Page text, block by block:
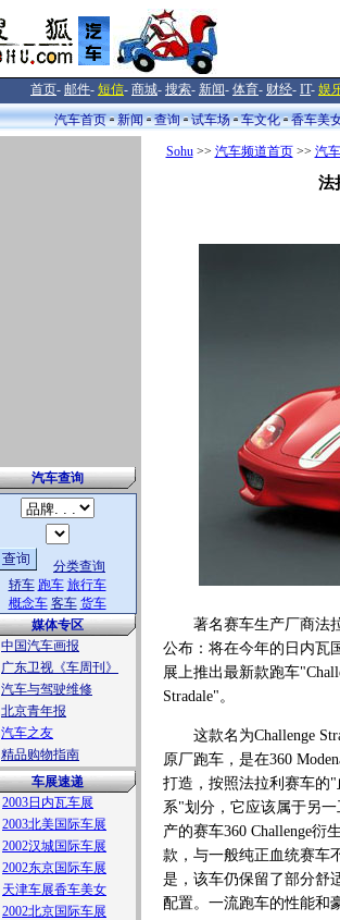
首页- 邮件- 短信- 商城- 搜索- 新闻- 体育- 财经- IT- 娱
汽车首页
新闻 查询 试车场 车文化 香车美
汽车查询
分类查询
轿车 跑车 旅行车
概念车 客车 货车
媒体专区
中国汽车画报
广东卫视《车周刊》
汽车与驾驶维修
北京青年报
汽车之友
精品购物指南
车展速递
2003日内瓦车展
2003北美国际车展
2002汉城国际车展
2002东京国际车展
天津车展香车美女
2002北京国际车展
Sohu>> 汽车频道首页>> 汽
法
著名赛车生产厂商法
公布：将在今年的日内瓦
展上推出最新款跑车
Stradale"。
这款名为Challenge
原厂跑车，是在360
打造，按照法拉利赛车的"
系"划分，它应该属于另
产的赛车360 Challenge衍
款，与一般纯正血统赛车
是，该车仍保留了部分舒
配置。一流跑车的性能和